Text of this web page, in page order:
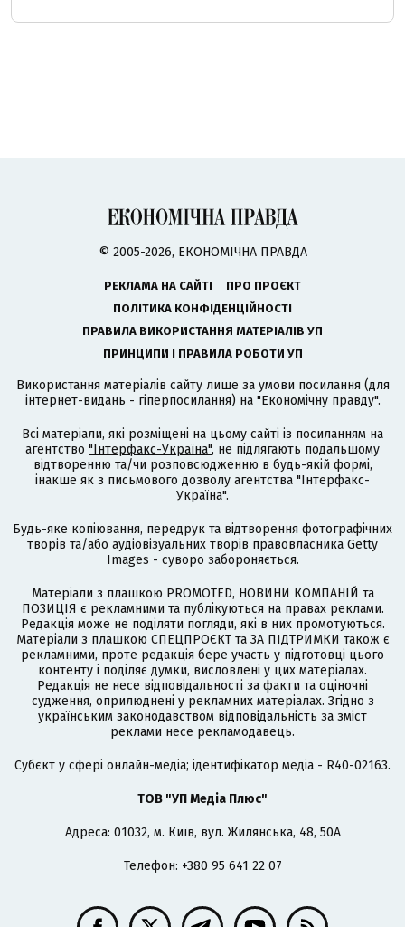
© 2005-2026, ЕКОНОМІЧНА ПРАВДА
РЕКЛАМА НА САЙТІ
ПРО ПРОЄКТ
ПОЛІТИКА КОНФІДЕНЦІЙНОСТІ
ПРАВИЛА ВИКОРИСТАННЯ МАТЕРІАЛІВ УП
ПРИНЦИПИ І ПРАВИЛА РОБОТИ УП
Використання матеріалів сайту лише за умови посилання (для
інтернет-видань - гіперпосилання) на "Економічну правду".
Всі матеріали, які розміщені на цьому сайті із посиланням на
агентство "Інтерфакс-Україна", не підлягають подальшому
відтворенню та/чи розповсюдженню в будь-якій формі,
інакше як з письмового дозволу агентства "Інтерфакс-
Україна".
Будь-яке копіювання, передрук та відтворення фотографічних
творів та/або аудіовізуальних творів правовласника Getty
Images - суворо забороняється.
Матеріали з плашкою PROMOTED, НОВИНИ КОМПАНІЙ та
ПОЗИЦІЯ є рекламними та публікуються на правах реклами.
Редакція може не поділяти погляди, які в них промотуються.
Матеріали з плашкою СПЕЦПРОЄКТ та ЗА ПІДТРИМКИ також є
рекламними, проте редакція бере участь у підготовці цього
контенту і поділяє думки, висловлені у цих матеріалах.
Редакція не несе відповідальності за факти та оціночні
судження, оприлюднені у рекламних матеріалах. Згідно з
українським законодавством відповідальність за зміст
реклами несе рекламодавець.
Cубєкт у сфері онлайн-медіа; ідентифікатор медіа - R40-02163.
ТОВ "УП Медіа Плюс"
Адреса: 01032, м. Київ, вул. Жилянська, 48, 50А
Телефон: +380 95 641 22 07